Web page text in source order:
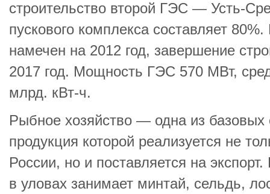
строительство второй ГЭС — Усть-
пускового комплекса составляет
намечен на 2012 год, завершение
2017 год. Мощность ГЭС 570 МВт,
млрд. кВт-ч.
Рыбное хозяйство — одна из базовых
продукция которой реализуется не
России, но и поставляется на
в уловах занимает минтай, сельдь,